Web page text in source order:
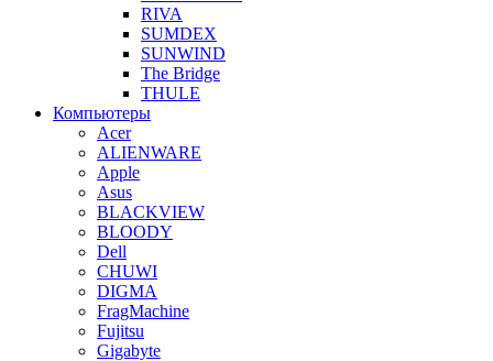
RIVA
SUMDEX
SUNWIND
The Bridge
THULE
Компьютеры
Acer
ALIENWARE
Apple
Asus
BLACKVIEW
BLOODY
Dell
CHUWI
DIGMA
FragMachine
Fujitsu
Gigabyte